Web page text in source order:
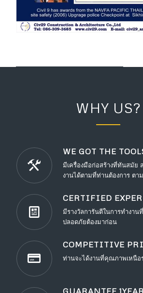
WHY US?
WE GOT THE
มีเครื่องมือก่อสร้างที่ทันสมัย
งานได้ตามที่ท่านต้องการ ตา
CERTIFIED
มีรางวัลการันตีในการทำงาน
ปลอดภัยต้องมาก่อน
COMPETITIVE
ท่านจะได้งานที่คุณภาพเหนือ